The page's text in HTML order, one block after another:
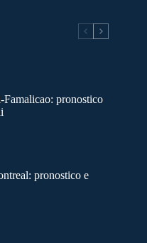
pronostico
pronostico e